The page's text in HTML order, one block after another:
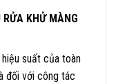
KHỬ MÀNG
suất của toàn
đối với công tác